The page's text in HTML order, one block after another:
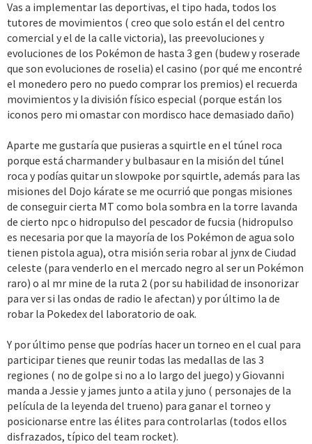
Vas a implementar las deportivas, el tipo hada, todos los
tutores de movimientos ( creo que solo están el del centro
comercial y el de la calle victoria), las preevoluciones y
evoluciones de los Pokémon de hasta 3 gen (budew y roserade
que son evoluciones de roselia) el casino (por qué me encontré
el monedero pero no puedo comprar los premios) el recuerda
movimientos y la división físico especial (porque están los
iconos pero mi omastar con mordisco hace demasiado daño)
Aparte me gustaría que pusieras a squirtle en el túnel roca
porque está charmander y bulbasaur en la misión del túnel
roca y podías quitar un slowpoke por squirtle, además para las
misiones del Dojo kárate se me ocurrió que pongas misiones
de conseguir cierta MT como bola sombra en la torre lavanda
de cierto npc o hidropulso del pescador de fucsia (hidropulso
es necesaria por que la mayoría de los Pokémon de agua solo
tienen pistola agua), otra misión seria robar al jynx de Ciudad
celeste (para venderlo en el mercado negro al ser un Pokémon
raro) o al mr mine de la ruta 2 (por su habilidad de insonorizar
para ver si las ondas de radio le afectan) y por último la de
robar la Pokedex del laboratorio de oak.
Y por último pense que podrías hacer un torneo en el cual para
participar tienes que reunir todas las medallas de las 3
regiones ( no de golpe si no a lo largo del juego) y Giovanni
manda a Jessie y james junto a atila y juno ( personajes de la
película de la leyenda del trueno) para ganar el torneo y
posicionarse entre las élites para controlarlas (todos ellos
disfrazados, típico del team rocket).